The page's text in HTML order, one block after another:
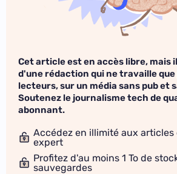
Cet article est en accès libre, mais
d'une rédaction qui ne travaille que
lecteurs, sur un média sans pub et
Soutenez le journalisme tech de
abonnant.
Accédez en illimité aux articles
expert
Profitez d'au moins 1 To de
sauvegardes